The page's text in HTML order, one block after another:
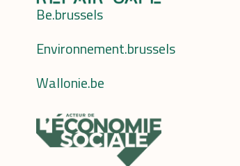
Be.brussels
Environnement.brussels
Wallonie.be